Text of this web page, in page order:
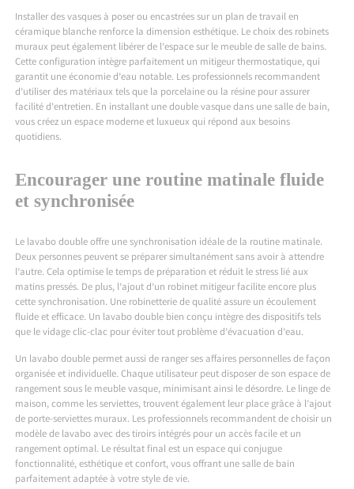
Installer des vasques à poser ou encastrées sur un plan de travail en
céramique blanche renforce la dimension esthétique. Le choix des robinets
muraux peut également libérer de l’espace sur le meuble de salle de bains.
Cette configuration intègre parfaitement un mitigeur thermostatique, qui
garantit une économie d’eau notable. Les professionnels recommandent
d’utiliser des matériaux tels que la porcelaine ou la résine pour assurer
facilité d’entretien. En installant une double vasque dans une salle de bain,
vous créez un espace moderne et luxueux qui répond aux besoins
quotidiens.
Encourager une routine matinale fluide
et synchronisée
Le lavabo double offre une synchronisation idéale de la routine matinale.
Deux personnes peuvent se préparer simultanément sans avoir à attendre
l’autre. Cela optimise le temps de préparation et réduit le stress lié aux
matins pressés. De plus, l’ajout d’un robinet mitigeur facilite encore plus
cette synchronisation. Une robinetterie de qualité assure un écoulement
fluide et efficace. Un lavabo double bien conçu intègre des dispositifs tels
que le vidage clic-clac pour éviter tout problème d’évacuation d’eau.
Un lavabo double permet aussi de ranger ses affaires personnelles de façon
organisée et individuelle. Chaque utilisateur peut disposer de son espace de
rangement sous le meuble vasque, minimisant ainsi le désordre. Le linge de
maison, comme les serviettes, trouvent également leur place grâce à l’ajout
de porte-serviettes muraux. Les professionnels recommandent de choisir un
modèle de lavabo avec des tiroirs intégrés pour un accès facile et un
rangement optimal. Le résultat final est un espace qui conjugue
fonctionnalité, esthétique et confort, vous offrant une salle de bain
parfaitement adaptée à votre style de vie.